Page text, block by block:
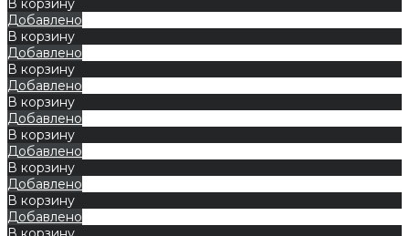
Добавлено
В корзину
Добавлено
В корзину
Добавлено
В корзину
Добавлено
В корзину
Добавлено
В корзину
Добавлено
В корзину
Добавлено